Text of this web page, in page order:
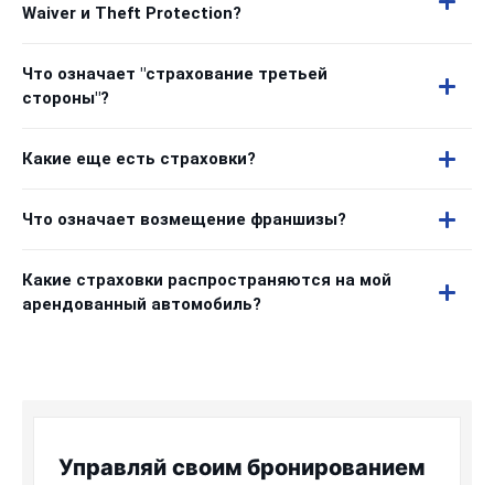
Waiver и Theft Protection?
Что означает "страхование третьей
стороны"?
Какие еще есть страховки?
Что означает возмещение франшизы?
Какие страховки распространяются на мой
арендованный автомобиль?
Управляй своим бронированием